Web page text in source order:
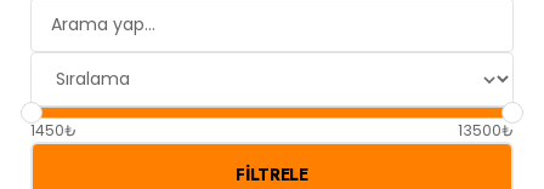
1450₺ 13500₺
FILTRELE